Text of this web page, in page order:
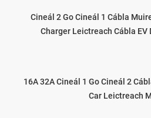
Cineál 2 Go Cineál 1 Cábla
Charger Leictreach Cábla EV
16A 32A Cineál 1 Go Cineál 2
Car Leictreach